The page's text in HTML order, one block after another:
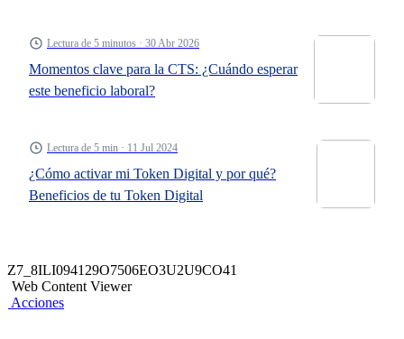
Momentos clave para la CTS: ¿Cuándo esperar
este beneficio laboral?
Lectura de 5 minutos · 30 Abr 2026
¿Cómo activar mi Token Digital y por qué?
Beneficios de tu Token Digital
Lectura de 5 min · 11 Jul 2024
Z7_8ILI094129O7506EO3U2U9CO41
Web Content Viewer
Acciones